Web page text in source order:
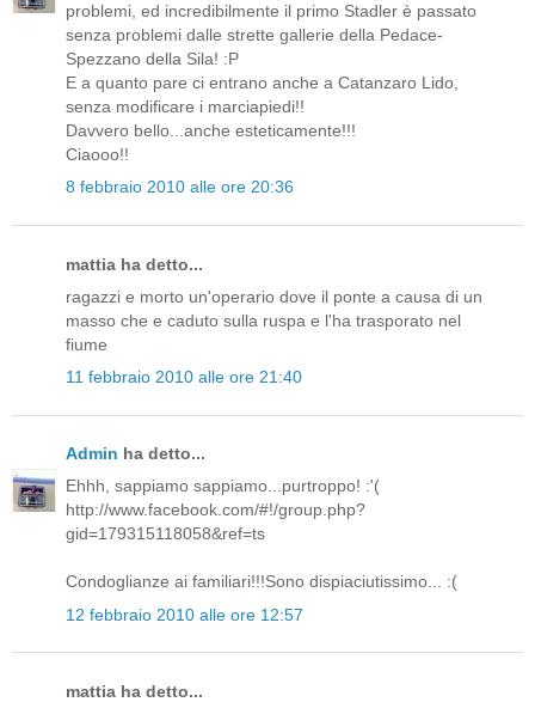
problemi, ed incredibilmente il primo Stadler è passato
senza problemi dalle strette gallerie della Pedace-
Spezzano della Sila! :P
E a quanto pare ci entrano anche a Catanzaro Lido,
senza modificare i marciapiedi!!
Davvero bello...anche esteticamente!!!
Ciaooo!!
8 febbraio 2010 alle ore 20:36
mattia ha detto...
ragazzi e morto un'operario dove il ponte a causa di un
masso che e caduto sulla ruspa e l'ha trasporato nel
fiume
11 febbraio 2010 alle ore 21:40
Admin ha detto...
Ehhh, sappiamo sappiamo...purtroppo! :'(
http://www.facebook.com/#!/group.php?
gid=179315118058&ref=ts
Condoglianze ai familiari!!!Sono dispiaciutissimo... :(
12 febbraio 2010 alle ore 12:57
mattia ha detto...